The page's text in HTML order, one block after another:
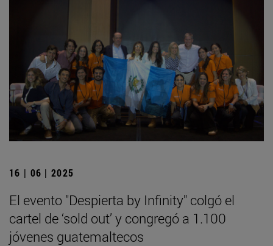
16 | 06 | 2025
El evento "Despierta by Infinity" colgó el
cartel de ‘sold out’ y congregó a 1.100
jóvenes guatemaltecos